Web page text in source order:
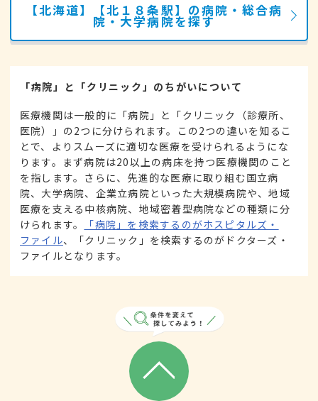
【北海道】【北１８条駅】の病院・総合病
院・大学病院を探す
「病院」と「クリニック」のちがいについて
医療機関は一般的に「病院」と「クリニック（診療所、
医院）」の2つに分けられます。この2つの違いを知るこ
とで、よりスムーズに適切な医療を受けられるようにな
ります。まず病院は20以上の病床を持つ医療機関のこと
を指します。さらに、先進的な医療に取り組む国立病
院、大学病院、企業立病院といった大規模病院や、地域
医療を支える中核病院、地域密着型病院などの種類に分
けられます。
「病院」を検索するのがホスピタルズ・
ファイル、「クリニック」を検索するのがドクターズ・
ファイルとなります。